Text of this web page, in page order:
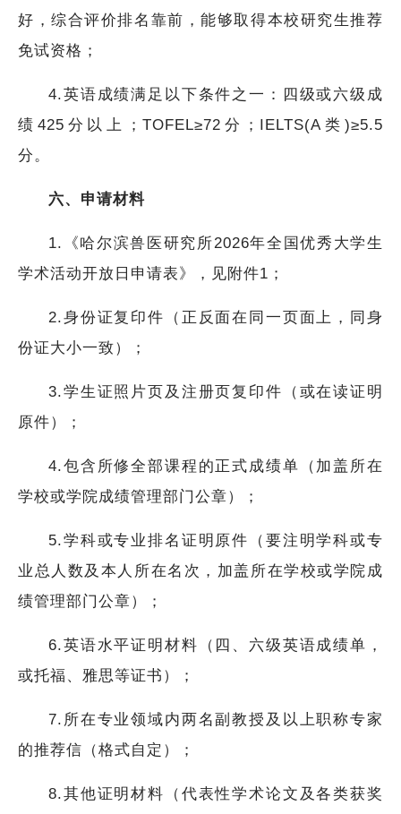
好，综合评价排名靠前，能够取得本校研究生推荐
免试资格；
4.英语成绩满足以下条件之一：四级或六级成
绩425分以上；TOFEL≥72分；IELTS(A类)≥5.5
分。
六、申请材料
1.《哈尔滨兽医研究所2026年全国优秀大学生
学术活动开放日申请表》，见附件1；
2.身份证复印件（正反面在同一页面上，同身
份证大小一致）；
3.学生证照片页及注册页复印件（或在读证明
原件）；
4.包含所修全部课程的正式成绩单（加盖所在
学校或学院成绩管理部门公章）；
5.学科或专业排名证明原件（要注明学科或专
业总人数及本人所在名次，加盖所在学校或学院成
绩管理部门公章）；
6.英语水平证明材料（四、六级英语成绩单，
或托福、雅思等证书）；
7.所在专业领域内两名副教授及以上职称专家
的推荐信（格式自定）；
8.其他证明材料（代表性学术论文及各类获奖